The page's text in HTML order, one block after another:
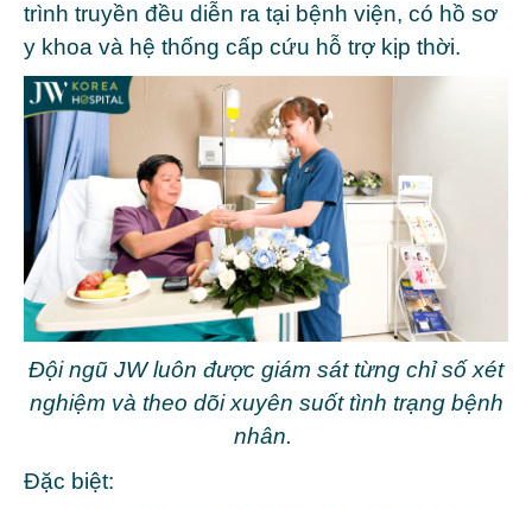
trình truyền đều diễn ra tại bệnh viện, có hồ sơ
y khoa và hệ thống cấp cứu hỗ trợ kịp thời.
Đội ngũ JW luôn được giám sáttừng chỉ số xét
nghiệm và theo dõi xuyên suốt tình trạng bệnh
nhân.
Đặc biệt: